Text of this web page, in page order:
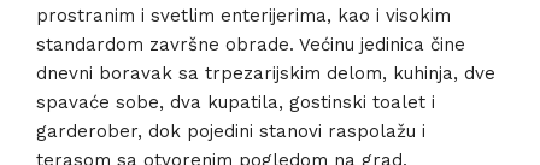
prostranim i svetlim enterijerima, kao i visokim
standardom završne obrade. Većinu jedinica čine
dnevni boravak sa trpezarijskim delom, kuhinja, dve
spavaće sobe, dva kupatila, gostinski toalet i
garderober, dok pojedini stanovi raspolažu i
terasom sa otvorenim pogledom na grad.